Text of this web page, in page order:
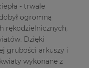
- trwale
ogromną
rękodzielnicznych,
Dzięki
grubości arkuszy i
wykonane z